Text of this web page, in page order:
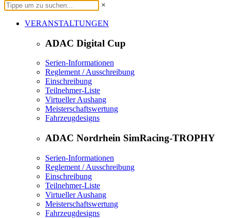
×
VERANSTALTUNGEN
ADAC Digital Cup
Serien-Informationen
Reglement / Ausschreibung
Einschreibung
Teilnehmer-Liste
Virtueller Aushang
Meisterschaftswertung
Fahrzeugdesigns
ADAC Nordrhein SimRacing-TROPHY
Serien-Informationen
Reglement / Ausschreibung
Einschreibung
Teilnehmer-Liste
Virtueller Aushang
Meisterschaftswertung
Fahrzeugdesigns